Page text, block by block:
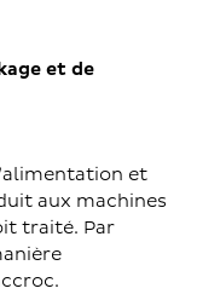
et de
et
aux machines
traité. Par